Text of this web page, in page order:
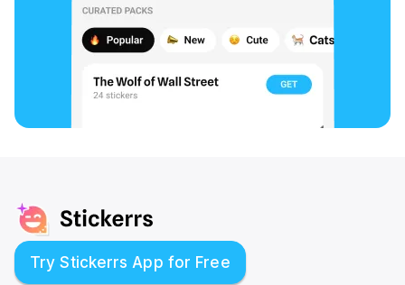
Try Stickerrs App for Free